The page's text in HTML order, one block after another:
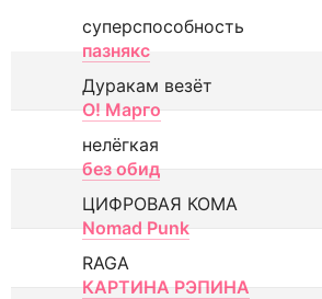
суперспособность
пазнякс
Дуракам везёт
О! Марго
нелёгкая
без обид
ЦИФРОВАЯ КОМА
Nomad Punk
RAGA
КАРТИНА РЭПИНА